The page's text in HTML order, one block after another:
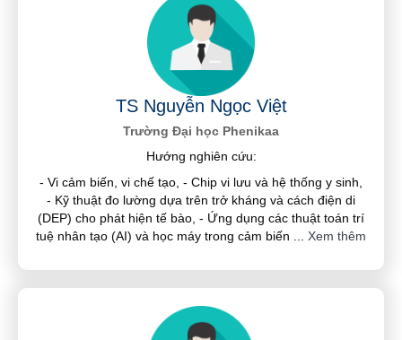
TS Nguyễn Ngọc Việt
Trường Đại học Phenikaa
Hướng nghiên cứu:
- Vi cảm biến, vi chế tạo, - Chip vi lưu và hệ thống y sinh,
- Kỹ thuật đo lường dựa trên trở kháng và cách điện di
(DEP) cho phát hiện tế bào, - Ứng dụng các thuật toán trí
tuệ nhân tạo (AI) và học máy trong cảm biến
Xem thêm